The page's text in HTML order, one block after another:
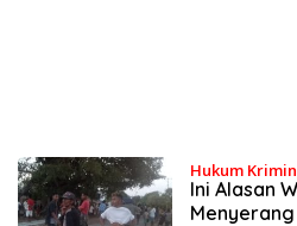
Hukum
Ini Alasan